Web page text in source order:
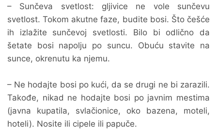
– Sunčeva svetlost: gljivice ne vole sunčevu
svetlost. Tokom akutne faze, budite bosi. Što češće
ih izlažite sunčevoj svetlosti. Bilo bi odlično da
šetate bosi napolju po suncu. Obuću stavite na
sunce, okrenutu ka njemu.
– Ne hodajte bosi po kući, da se drugi ne bi zarazili.
Takođe, nikad ne hodajte bosi po javnim mestima
(javna kupatila, svlačionice, oko bazena, moteli,
hoteli). Nosite ili cipele ili papuče.